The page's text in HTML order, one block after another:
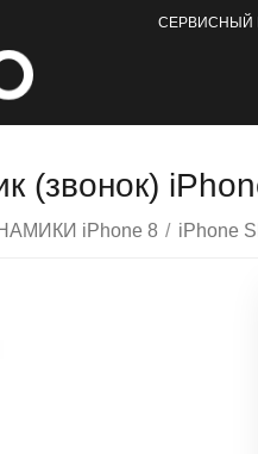
СЕРВИСНЫЙ
(звонок)
iPhone 8 / iPhone